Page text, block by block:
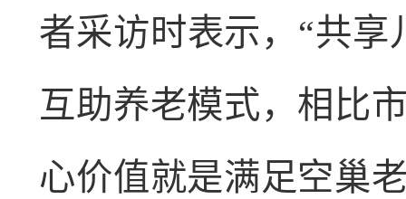
者采访时表示，“共
互助养老模式，相比
心价值就是满足空巢